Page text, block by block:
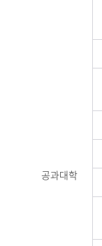
공과대학